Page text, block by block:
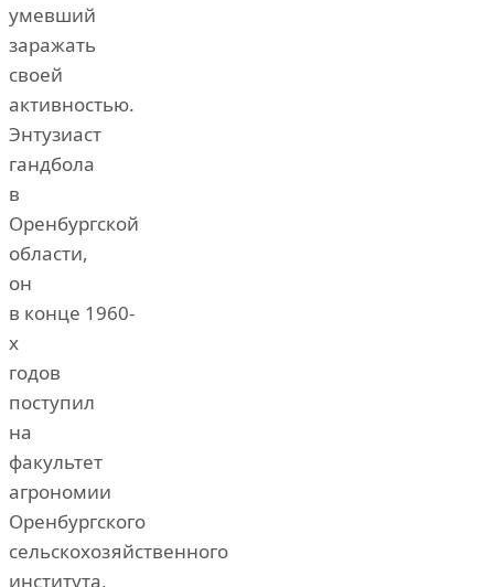
умевший
заражать
своей
активностью.
Энтузиаст
гандбола
в
Оренбургской
области,
он
в конце 1960-
х
годов
поступил
на
факультет
агрономии
Оренбургского
сельскохозяйственного
института,